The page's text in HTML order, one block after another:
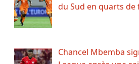
du Sud en quarts
Chancel Mbemba